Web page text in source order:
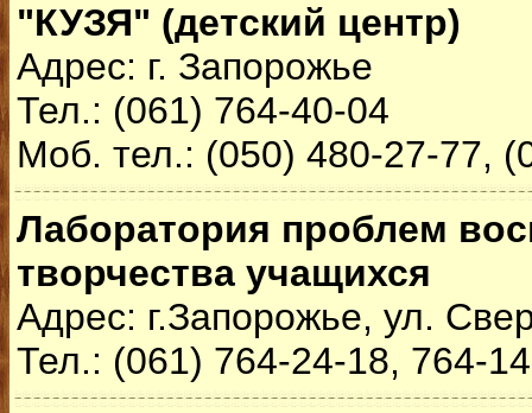
"КУЗЯ" (детский центр)
Адрес: г. Запорожье
Тел.: (061) 764-40-04
Моб. тел.: (050) 480-27-77,
Лаборатория проблем
творчества учащихся
Адрес: г.Запорожье, ул.
Тел.: (061) 764-24-18, 764-